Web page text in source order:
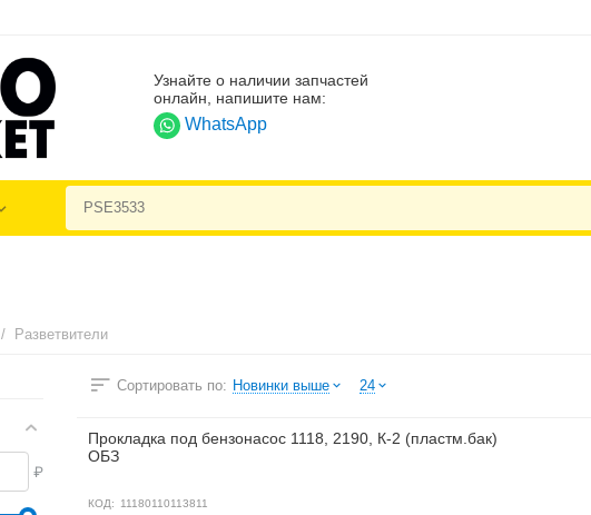
Узнайте о наличии запчастей
онлайн, напишите нам:
WhatsApp
/ Разветвители
Сортировать по: Новинки выше 24
Прокладка под бензонасос 1118, 2190, К-2 (пластм.бак)
ОБЗ
КОД: 11180110113811
₽